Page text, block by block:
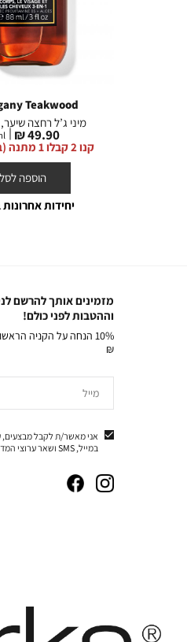
Teakwood
מיני ג’ל רחצה שיער,
מחיר
מוצר
49.90 ₪
קנו 2 קבלו 1 מתנה (בחרו 3 יח’)
הוספה לסל
יחידות
מזמינים אותך להרשם
וההטבות לפני כולם!
₪
מייל
אני מאשר/ת לקבל מבצעים,
במייל, SMS ושאר ערוצי המדיה.
|
באנר
|
באנר
|
באנר
|
באנר